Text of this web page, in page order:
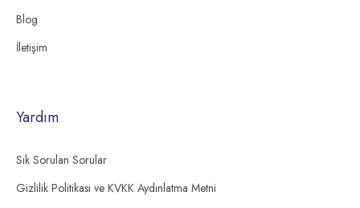
Blog
İletişim
Yardım
Sık Sorulan Sorular
Gizlilik Politikası ve KVKK Aydınlatma Metni